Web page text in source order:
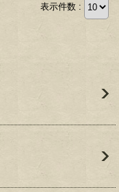
表示件数 :